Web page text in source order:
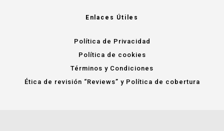
Enlaces Útiles
Política de Privacidad
Política de cookies
Términos y Condiciones
Ética de revisión “Reviews” y Política de cobertura